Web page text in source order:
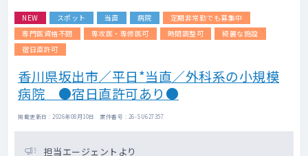
NEW スポット 当直 病院
定期非常勤でも募集中
専門医資格不問
専攻医・専修医可 時間調整可
綺麗な施設
宿日直許可
香川県坂出市／平日*当直／外科系の小規模
病院 ●宿日直許可あり●
掲載更新日 : 2026年08月10日 案件番号 : 26-SU627357
担当エージェントより